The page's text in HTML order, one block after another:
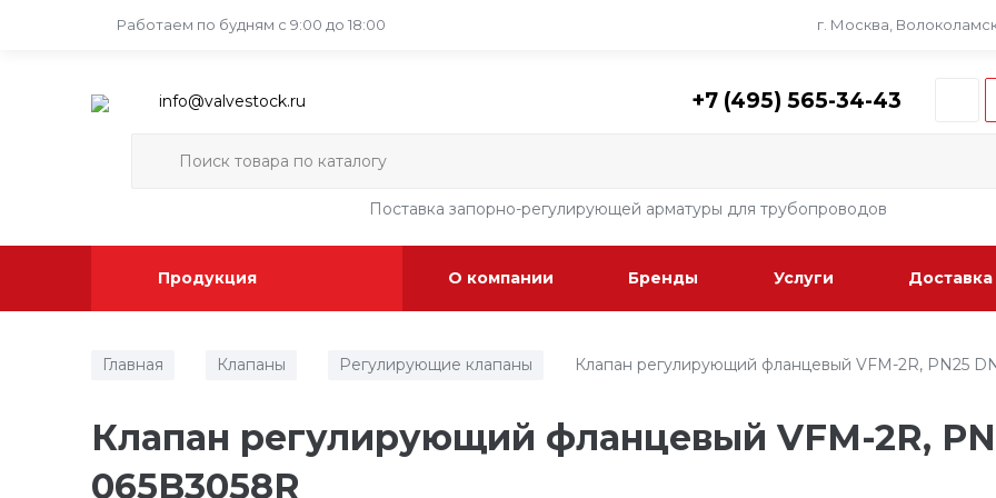
Работаем по будням с 9:00 до 18:00 г. Москва,
info@valvestock.ru +7 (495) 565-34-43
Поставка запорно-регулирующей арматуры для трубопроводов
Продукция О компании Бренды Услуги Доставка
Главная Клапаны Регулирующие клапаны Клапан регулирующий фланцевый VFM-2R, PN25
Клапан регулирующий фланцевый VFM-2R,
065B3058R